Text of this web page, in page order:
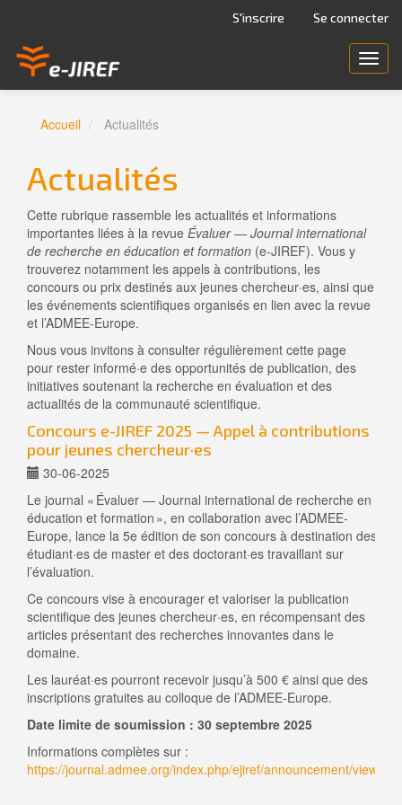
Contenu
principal
Barre
S'inscrire Se connecter
Accueil Actualités
Actualités
Cette rubrique rassemble les actualités et informations
importantes liées à la revue Évaluer — Journal international
de recherche en éducation et formation (e-JIREF). Vous y
trouverez notamment les appels à contributions, les
concours ou prix destinés aux jeunes chercheur·es, ainsi que
les événements scientifiques organisés en lien avec la revue
et l’ADMEE-Europe.
Nous vous invitons à consulter régulièrement cette page
pour rester informé·e des opportunités de publication, des
initiatives soutenant la recherche en évaluation et des
actualités de la communauté scientifique.
Concours e-JIREF 2025 — Appel à contributions
pour jeunes chercheur·es
30-06-2025
Le journal « Évaluer — Journal international de recherche en
éducation et formation », en collaboration avec l’ADMEE-
Europe, lance la 5e édition de son concours à destination des
étudiant·es de master et des doctorant·es travaillant sur
l’évaluation.
Ce concours vise à encourager et valoriser la publication
scientifique des jeunes chercheur·es, en récompensant des
articles présentant des recherches innovantes dans le
domaine.
Les lauréat·es pourront recevoir jusqu’à 500 € ainsi que des
inscriptions gratuites au colloque de l’ADMEE-Europe.
Date limite de soumission : 30 septembre 2025
Informations complètes sur :
https://journal.admee.org/index.php/ejiref/announcement/view/2